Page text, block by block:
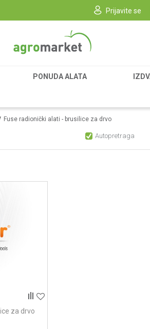
Prijavite se
PONUDA ALATA
Fuse radionički alati - brusilice za drvo
Autopretraga
za drvo